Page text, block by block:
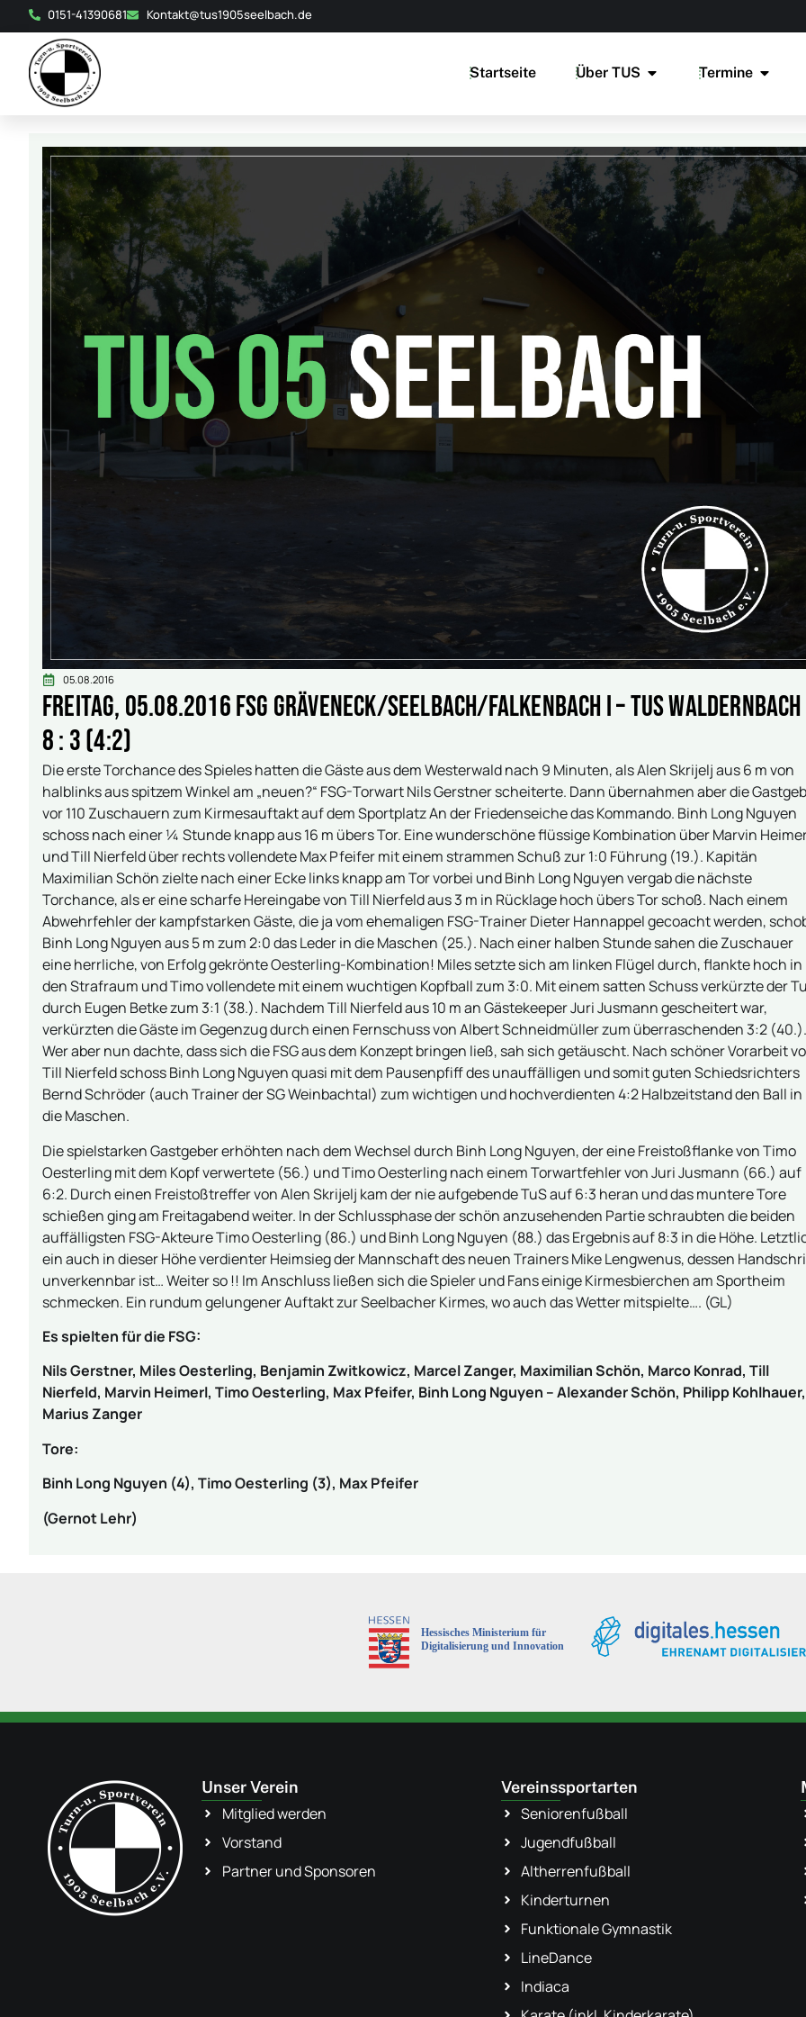
0151-41390681 Kontakt@tus1905seelbach.de
Startseite Über TUS Termine
05.08.2016
Freitag, 05.08.2016 FSG Gräveneck/Seelbach/Falkenbach I – TuS Waldernbach
8 : 3 (4:2)
Die erste Torchance des Spieles hatten die Gäste aus dem Westerwald nach 9 Minuten, als Alen Skrijelj aus 6 m von
halblinks aus spitzem Winkel am „neuen?“ FSG-Torwart Nils Gerstner scheiterte. Dann übernahmen aber die
vor 110 Zuschauern zum Kirmesauftakt auf dem Sportplatz An der Friedenseiche das Kommando. Binh Long Nguyen
schoss nach einer ¼ Stunde knapp aus 16 m übers Tor. Eine wunderschöne flüssige Kombination über Marvin
und Till Nierfeld über rechts vollendete Max Pfeifer mit einem strammen Schuß zur 1:0 Führung (19.). Kapitän
Maximilian Schön zielte nach einer Ecke links knapp am Tor vorbei und Binh Long Nguyen vergab die nächste
Torchance, als er eine scharfe Hereingabe von Till Nierfeld aus 3 m in Rücklage hoch übers Tor schoß. Nach einem
Abwehrfehler der kampfstarken Gäste, die ja vom ehemaligen FSG-Trainer Dieter Hannappel gecoacht werden,
Binh Long Nguyen aus 5 m zum 2:0 das Leder in die Maschen (25.). Nach einer halben Stunde sahen die Zuschauer
eine herrliche, von Erfolg gekrönte Oesterling-Kombination! Miles setzte sich am linken Flügel durch, flankte hoch in
den Strafraum und Timo vollendete mit einem wuchtigen Kopfball zum 3:0. Mit einem satten Schuss verkürzte der
durch Eugen Betke zum 3:1 (38.). Nachdem Till Nierfeld aus 10 m an Gästekeeper Juri Jusmann gescheitert war,
verkürzten die Gäste im Gegenzug durch einen Fernschuss von Albert Schneidmüller zum überraschenden 3:2 (40.).
Wer aber nun dachte, dass sich die FSG aus dem Konzept bringen ließ, sah sich getäuscht. Nach schöner Vorarbeit
Till Nierfeld schoss Binh Long Nguyen quasi mit dem Pausenpfiff des unauffälligen und somit guten Schiedsrichters
Bernd Schröder (auch Trainer der SG Weinbachtal) zum wichtigen und hochverdienten 4:2 Halbzeitstand den Ball in
die Maschen.
Die spielstarken Gastgeber erhöhten nach dem Wechsel durch Binh Long Nguyen, der eine Freistoßflanke von Timo
Oesterling mit dem Kopf verwertete (56.) und Timo Oesterling nach einem Torwartfehler von Juri Jusmann (66.) auf
6:2. Durch einen Freistoßtreffer von Alen Skrijelj kam der nie aufgebende TuS auf 6:3 heran und das muntere Tore
schießen ging am Freitagabend weiter. In der Schlussphase der schön anzusehenden Partie schraubten die beiden
auffälligsten FSG-Akteure Timo Oesterling (86.) und Binh Long Nguyen (88.) das Ergebnis auf 8:3 in die Höhe.
ein auch in dieser Höhe verdienter Heimsieg der Mannschaft des neuen Trainers Mike Lengwenus, dessen
unverkennbar ist… Weiter so !! Im Anschluss ließen sich die Spieler und Fans einige Kirmesbierchen am Sportheim
schmecken. Ein rundum gelungener Auftakt zur Seelbacher Kirmes, wo auch das Wetter mitspielte…. (GL)
Es spielten für die FSG:
Nils Gerstner, Miles Oesterling, Benjamin Zwitkowicz, Marcel Zanger, Maximilian Schön, Marco Konrad, Till
Nierfeld, Marvin Heimerl, Timo Oesterling, Max Pfeifer, Binh Long Nguyen – Alexander Schön, Philipp Kohlhauer,
Marius Zanger
Tore:
Binh Long Nguyen (4), Timo Oesterling (3), Max Pfeifer
(Gernot Lehr)
Unser Verein
Mitglied werden
Vorstand
Partner und Sponsoren
Vereinssportarten
Seniorenfußball
Jugendfußball
Altherrenfußball
Kinderturnen
Funktionale Gymnastik
LineDance
Indiaca